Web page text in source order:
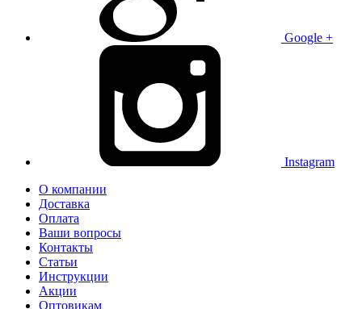
Google +
Instagram
О компании
Доставка
Оплата
Ваши вопросы
Контакты
Статьи
Инструкции
Акции
Оптовикам